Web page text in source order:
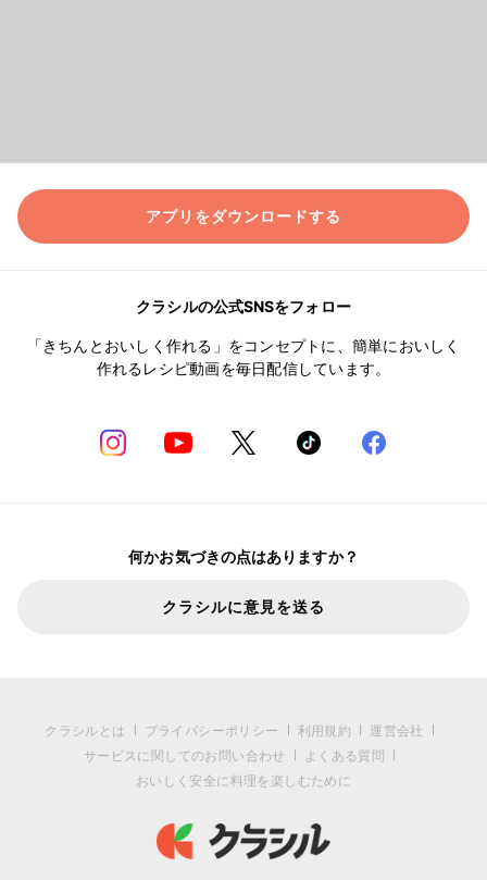
アプリをダウンロードする
クラシルの公式SNSをフォロー
「きちんとおいしく作れる」をコンセプトに、簡単においしく
作れるレシピ動画を毎日配信しています。
何かお気づきの点はありますか？
クラシルに意見を送る
クラシルとは プライバシーポリシー 利用規約
運営会社
サービスに関してのお問い合わせ
よくある質問
おいしく安全に料理を楽しむために